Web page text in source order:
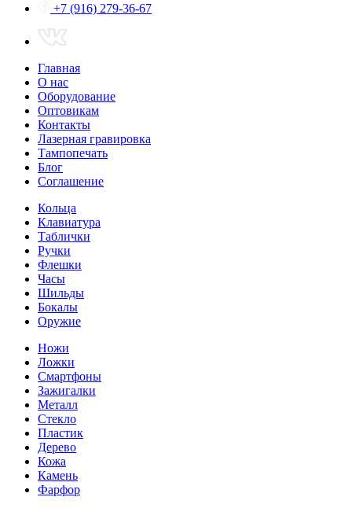
+7 (916) 279-36-67
Главная
О нас
Оборудование
Оптовикам
Контакты
Лазерная гравировка
Тампопечать
Блог
Соглашение
Кольца
Клавиатура
Таблички
Ручки
Флешки
Часы
Шильды
Бокалы
Оружие
Ножи
Ложки
Смартфоны
Зажигалки
Металл
Стекло
Пластик
Дерево
Кожа
Камень
Фарфор